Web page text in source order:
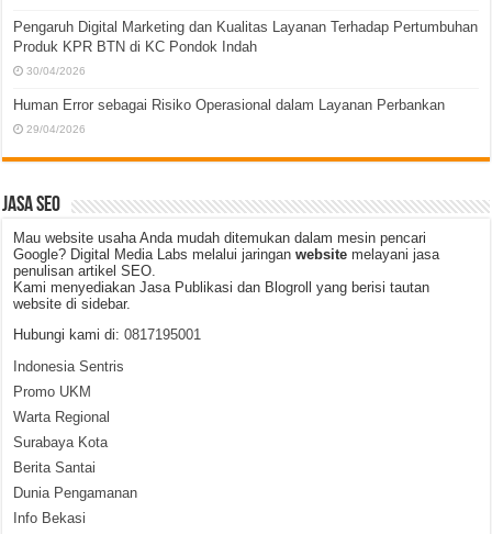
Pengaruh Digital Marketing dan Kualitas Layanan Terhadap Pertumbuhan
Produk KPR BTN di KC Pondok Indah
30/04/2026
Human Error sebagai Risiko Operasional dalam Layanan Perbankan
29/04/2026
JASA SEO
Mau website usaha Anda mudah ditemukan dalam mesin pencari
Google? Digital Media Labs melalui jaringanwebsitemelayani jasa
penulisan artikel SEO.
Kami menyediakan Jasa Publikasi dan Blogroll yang berisi tautan
website di sidebar.
Hubungi kami di:0817195001
Indonesia Sentris
Promo UKM
Warta Regional
Surabaya Kota
Berita Santai
Dunia Pengamanan
Info Bekasi